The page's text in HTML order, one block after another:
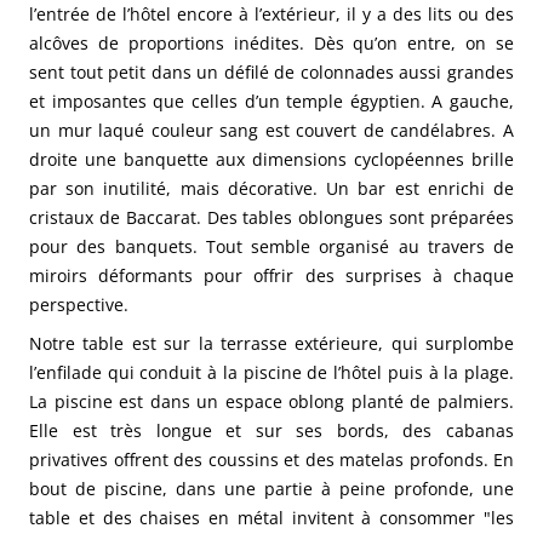
l’entrée de l’hôtel encore à l’extérieur, il y a des lits ou des
alcôves de proportions inédites. Dès qu’on entre, on se
sent tout petit dans un défilé de colonnades aussi grandes
et imposantes que celles d’un temple égyptien. A gauche,
un mur laqué couleur sang est couvert de candélabres. A
droite une banquette aux dimensions cyclopéennes brille
par son inutilité, mais décorative. Un bar est enrichi de
cristaux de Baccarat. Des tables oblongues sont préparées
pour des banquets. Tout semble organisé au travers de
miroirs déformants pour offrir des surprises à chaque
perspective.
Notre table est sur la terrasse extérieure, qui surplombe
l’enfilade qui conduit à la piscine de l’hôtel puis à la plage.
La piscine est dans un espace oblong planté de palmiers.
Elle est très longue et sur ses bords, des cabanas
privatives offrent des coussins et des matelas profonds. En
bout de piscine, dans une partie à peine profonde, une
table et des chaises en métal invitent à consommer "les